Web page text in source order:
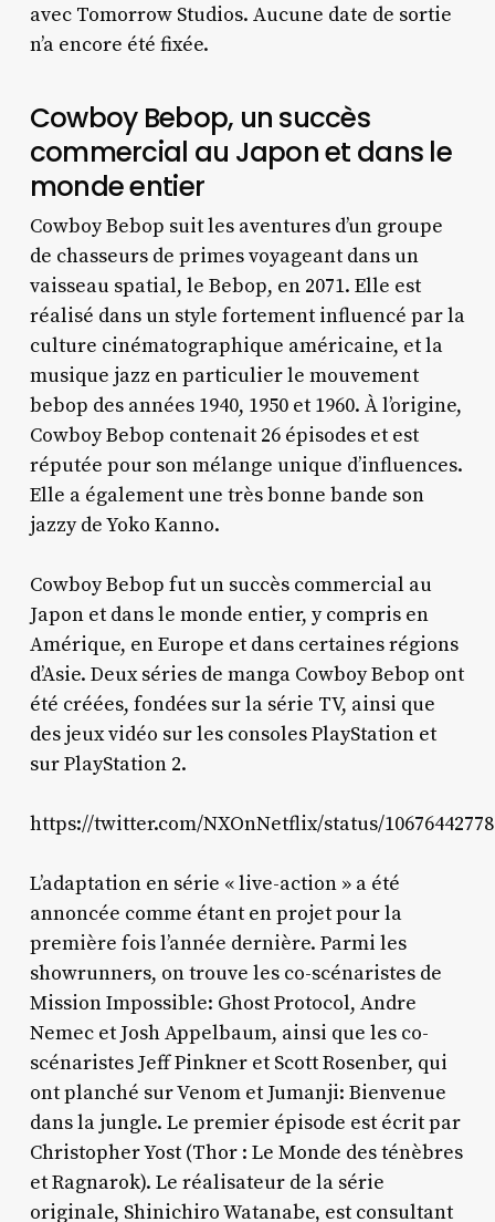
avec Tomorrow Studios. Aucune date de sortie
n’a encore été fixée.
Cowboy Bebop, un succès
commercial au Japon et dans le
monde entier
Cowboy Bebop suit les aventures d’un groupe
de chasseurs de primes voyageant dans un
vaisseau spatial, le Bebop, en 2071. Elle est
réalisé dans un style fortement influencé par la
culture cinématographique américaine, et la
musique jazz en particulier le mouvement
bebop des années 1940, 1950 et 1960. À l’origine,
Cowboy Bebop contenait 26 épisodes et est
réputée pour son mélange unique d’influences.
Elle a également une très bonne bande son
jazzy de Yoko Kanno.
Cowboy Bebop fut un succès commercial au
Japon et dans le monde entier, y compris en
Amérique, en Europe et dans certaines régions
d’Asie. Deux séries de manga Cowboy Bebop ont
été créées, fondées sur la série TV, ainsi que
des jeux vidéo sur les consoles PlayStation et
sur PlayStation 2.
https://twitter.com/NXOnNetflix/status/
L’adaptation en série « live-action » a été
annoncée comme étant en projet pour la
première fois l’année dernière. Parmi les
showrunners, on trouve les co-scénaristes de
Mission Impossible: Ghost Protocol, Andre
Nemec et Josh Appelbaum, ainsi que les co-
scénaristes Jeff Pinkner et Scott Rosenber, qui
ont planché sur Venom et Jumanji: Bienvenue
dans la jungle. Le premier épisode est écrit par
Christopher Yost (Thor : Le Monde des ténèbres
et Ragnarok). Le réalisateur de la série
originale, Shinichiro Watanabe, est consultant